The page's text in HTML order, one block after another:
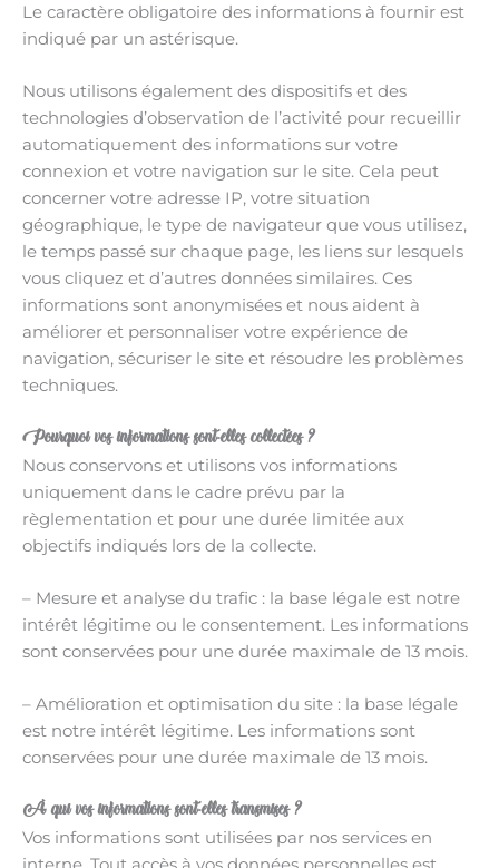
Le caractère obligatoire des informations à fournir est
indiqué par un astérisque.
Nous utilisons également des dispositifs et des
technologies d’observation de l’activité pour recueillir
automatiquement des informations sur votre
connexion et votre navigation sur le site. Cela peut
concerner votre adresse IP, votre situation
géographique, le type de navigateur que vous utilisez,
le temps passé sur chaque page, les liens sur lesquels
vous cliquez et d’autres données similaires. Ces
informations sont anonymisées et nous aident à
améliorer et personnaliser votre expérience de
navigation, sécuriser le site et résoudre les problèmes
techniques.
Pourquoi vos informations sont-elles collectées ?
Nous conservons et utilisons vos informations
uniquement dans le cadre prévu par la
règlementation et pour une durée limitée aux
objectifs indiqués lors de la collecte.
– Mesure et analyse du trafic : la base légale est notre
intérêt légitime ou le consentement. Les informations
sont conservées pour une durée maximale de 13 mois.
– Amélioration et optimisation du site : la base légale
est notre intérêt légitime. Les informations sont
conservées pour une durée maximale de 13 mois.
À qui vos informations sont-elles transmises ?
Vos informations sont utilisées par nos services en